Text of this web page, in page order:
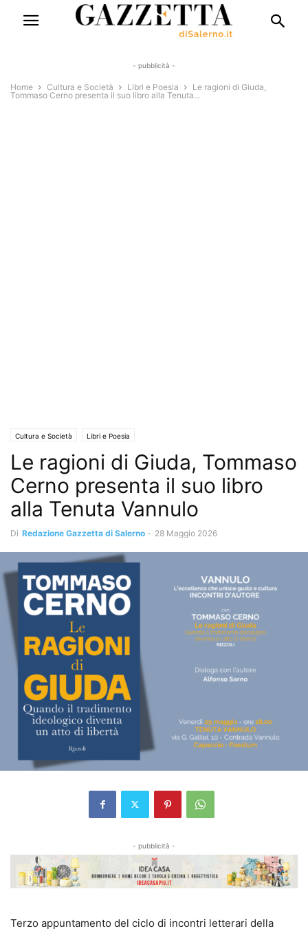
- pubblicità -
Home Cultura e Società Libri e Poesia
Le ragioni di Giuda,
Tommaso Cerno presenta il suo libro alla Tenuta...
Cultura e Società Libri e Poesia
Le ragioni di Giuda, Tommaso
Cerno presenta il suo libro
alla Tenuta Vannulo
Di Redazione Gazzetta di Salerno - 28 Maggio 2026
- pubblicità -
Terzo appuntamento del ciclo di incontri letterari della